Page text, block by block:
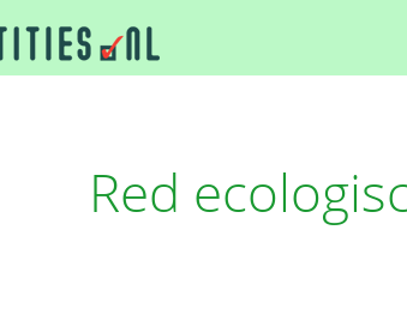
Red